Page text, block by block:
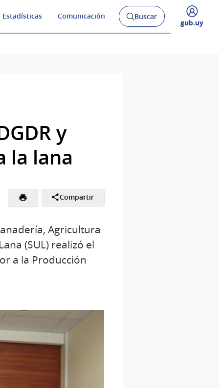
Estadísticas Comunicación
Abrir
buscador
Buscar
Desplegar
gub.uy
y
la lana
Compartir
Agricultura
(SUL) realizó el
a la Producción